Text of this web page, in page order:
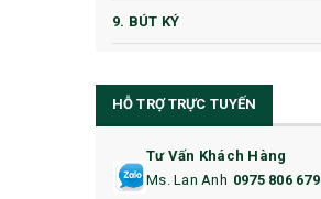
9. BÚT KÝ
11. CỐC/BÌNH GIỮ NHIỆT
12. BÌNH NƯỚC
HỖ TRỢ TRỰC TUYẾN
Tư Vấn Khách Hàng
Ms. Lan Anh 0975 806 679